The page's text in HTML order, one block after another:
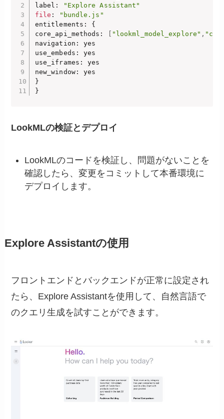
label:
"Explore Assistant"
file :
"bundle.js"
entitlements: {
core_api_methods:
[ "lookml_model_explore" ,
navigation: yes
use_embeds: yes
use_iframes: yes
new_window: yes
}
}
LookMLの検証とデプロイ
LookMLのコードを検証し、問題がないことを
確認したら、変更をコミットして本番環境に
デプロイします。
Explore Assistantの使用
フロントエンドとバックエンドが正常に設定され
たら、Explore Assistantを使用して、自然言語で
のクエリ生成を試すことができます。